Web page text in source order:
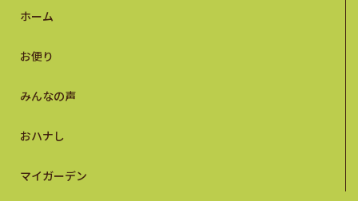
ホーム
お便り
みんなの声
おハナし
マイガーデン